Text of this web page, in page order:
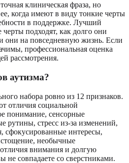
клиническая фраза, но
когда имеют в виду тонкие черты
в поддержке. Лучший
подходят, как долго они
они на повседневную жизнь. Если
профессиональная оценка
рассмотрения.
аутизма?
набора ровно из 12 признаков.
отличия социальной
понимание, сенсорные
рутины, стресс из-за изменений,
сфокусированные интересы,
необычные
внимания и долгую
совпадаете со сверстниками.